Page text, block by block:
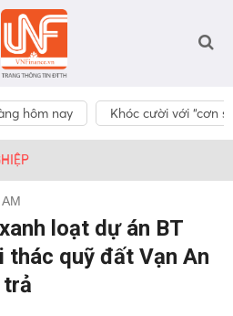
hôm nay Khóc cười với “cơn
loạt dự án BT
thác quỹ đất Vạn An
trả